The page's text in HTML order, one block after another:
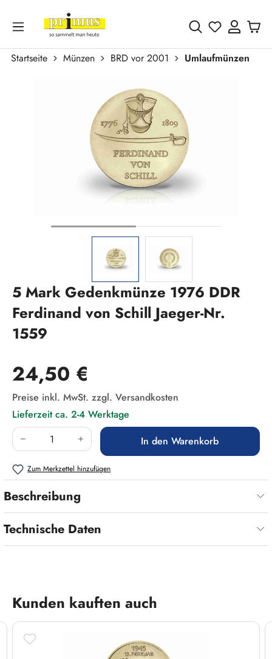
Zum Hauptinhalt springen
Du hast 0
Startseite Münzen BRD vor 2001
Umlaufmünzen
5 Mark Gedenkmünze 1976 DDR
Ferdinand von Schill Jaeger-Nr.
1559
Regulärer Preis:
24,50 €
Preise inkl. MwSt. zzgl. Versandkosten
Lieferzeit ca. 2-4 Werktage
Produkt Anzahl: Gib den gewünschten Wert
In den Warenkorb
Zum Merkzettel hinzufügen
Beschreibung
Technische Daten
Produktgalerie überspringen
Kunden kauften auch